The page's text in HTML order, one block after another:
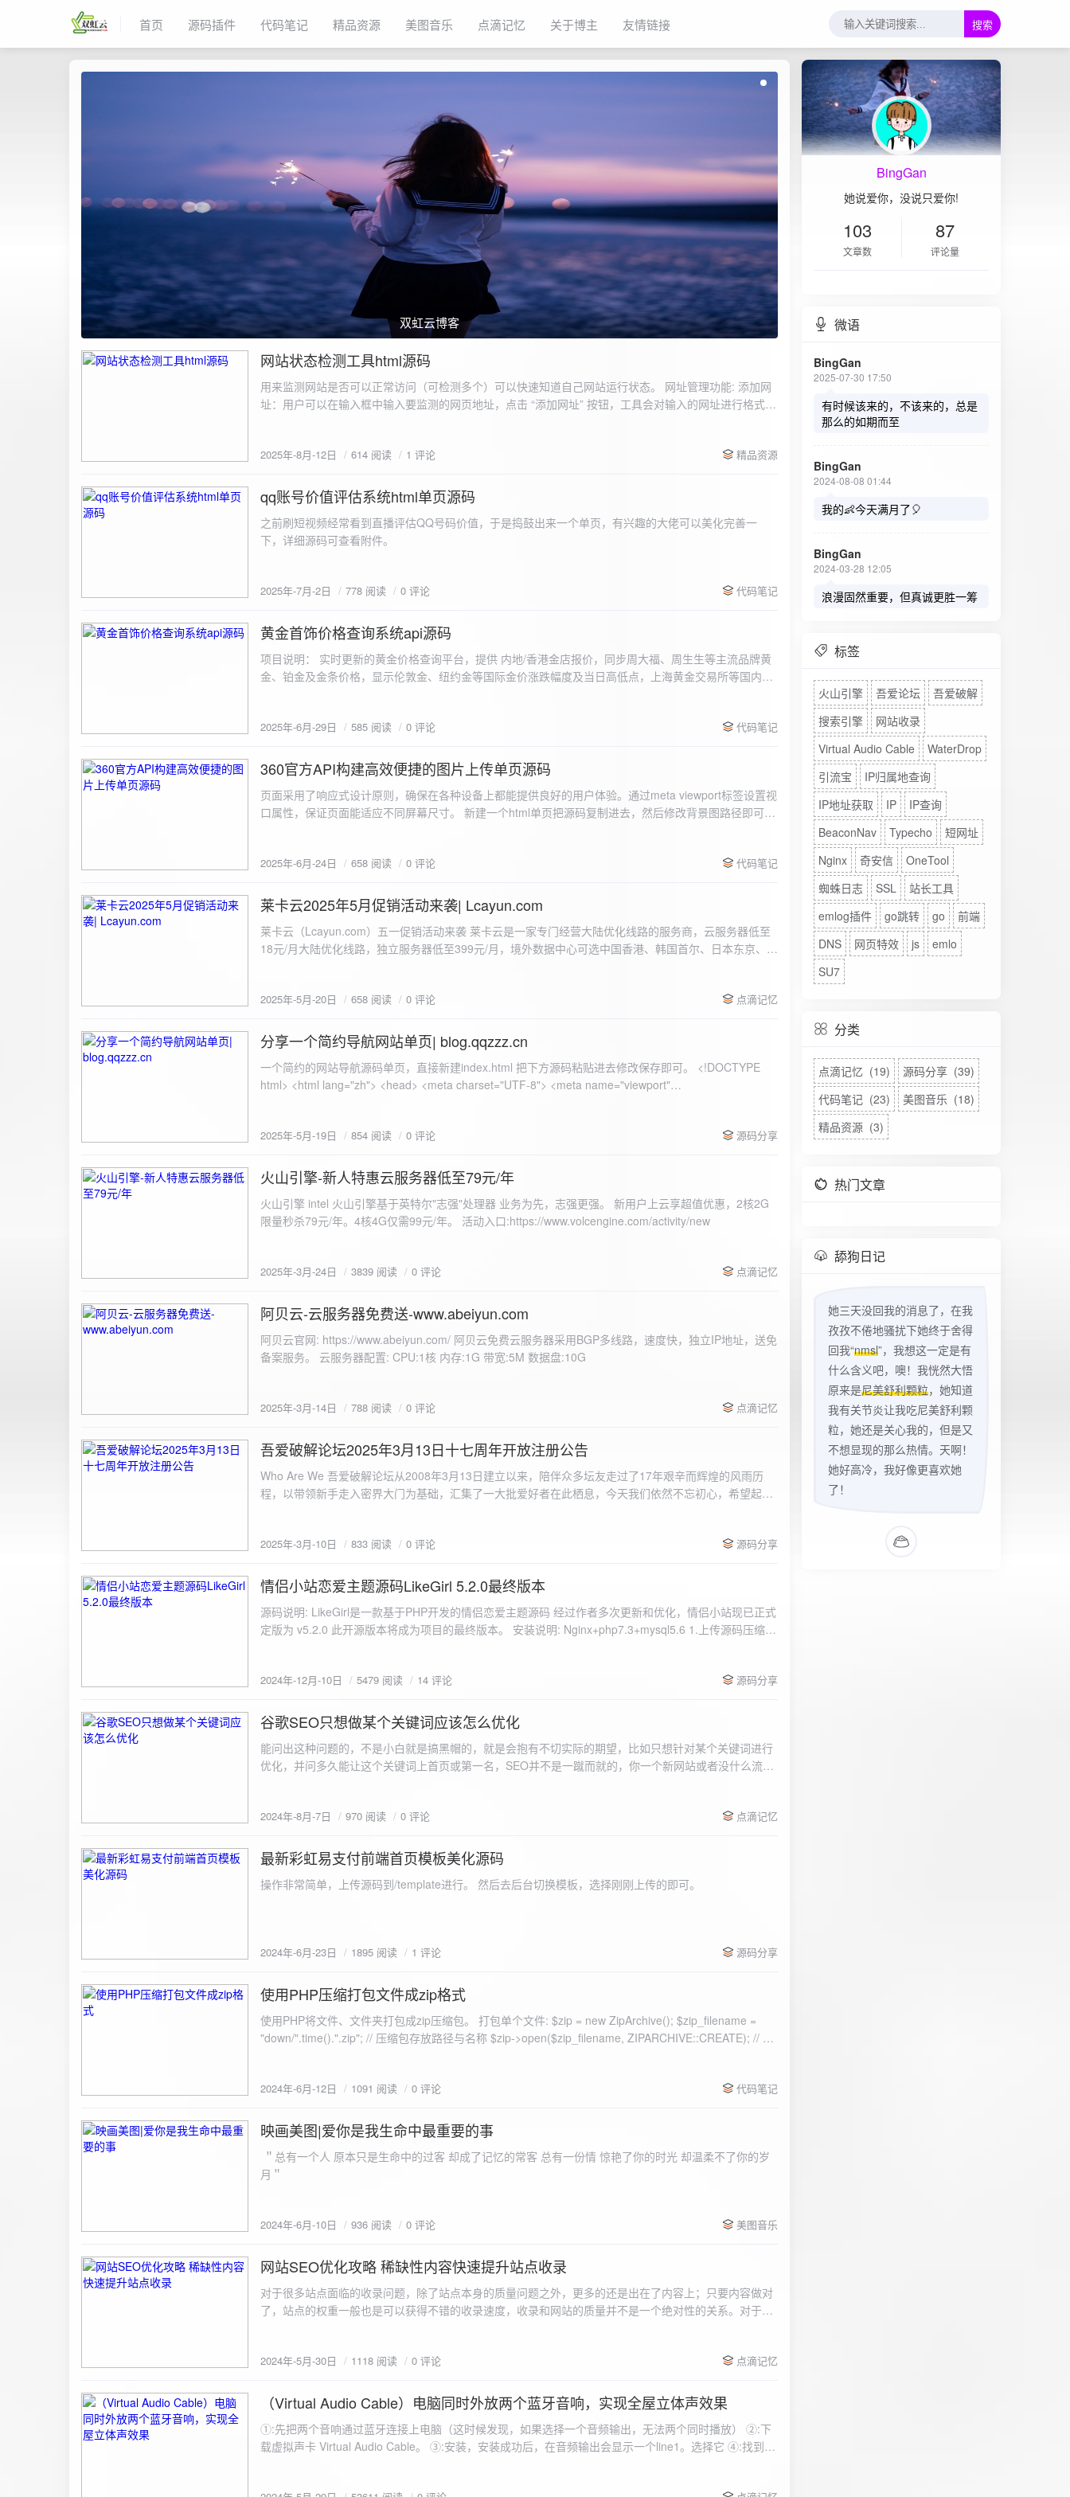
首页 源码插件 代码笔记 精品资源 美图音乐 点滴记忆 关于博主 友情链接 搜索
双虹云博客
2025-8-12
网站状态检测工具html源码
用来监测网站是否可以正常访问（可检测多个）可以快速知道自己网站运行状态。 网址管理功能: 添加网
址：用户可以在输入框中输入要监测的网页地址，点击 “添加网址” 按钮，工具会对输入的网址进行格式验
同时也会从筛选下拉框中移除该网址选项。筛选网址：右侧面板有一个 “筛选网址” 的下拉框，用户可以选
测功能： 设置监测间隔：用户可以在输入框中设置监测间隔时间（单位为秒），默认值为 60 秒。开始 /
停止监测：点击 “开始监测” 按钮，工具会立即对所有已添加的网址进行一次检测，之后按照设置的监测间
隔时间循环检测。点击 “停止监测” 按钮可停止监测。重试机制：在进行网址检测时，如果请求失败，会进
行最多 3 次重试，若重试后仍失败，则记录错误日志。日志记录与显示功能。 日志记录： 每次对网址进
会显示所有或筛选后的监测日志，正常状态的日志为黑色，异常状态的日志为红色。日志会自动滚动到最
2025年-8月-12日 614 阅读 1 评论 精品资源
2025-7-2
qq账号价值评估系统html单页源码
之前刷短视频经常看到直播评估QQ号码价值，于是捣鼓出来一个单页，有兴趣的大佬可以美化完善一
2025年-7月-2日 778 阅读 0 评论 代码笔记
2025-6-29
黄金首饰价格查询系统api源码
项目说明： 实时更新的黄金价格查询平台，提供 内地/香港金店报价，同步周大福、周生生等主流品牌黄
金、铂金及金条价格，显示伦敦金、纽约金等国际金价涨跌幅度及当日高低点，上海黄金交易所等国内黄
2025年-6月-29日 585 阅读 0 评论 代码笔记
2025-6-24
360官方API构建高效便捷的图片上传单页源码
页面采用了响应式设计原则，确保在各种设备上都能提供良好的用户体验。通过meta viewport标签设置视
口属性，保证页面能适应不同屏幕尺寸。 新建一个html单页把源码复制进去，然后修改背景图路径即可。
重置默认样式 */ * { margin: 0; padding: 0; box-sizing: border-box; } /* 设置页面的字体和添加背景图片 */
center fixed; /* 使用服务器上的路径 */ background-size: cover; /* 保证背景图片覆盖整个视窗 */ color:
#333; display: flex; justify-content: center; align-items: center; min-height: 100vh; margin: 0; } /* 容器样
式 */ .container { background-color: rgba(255, 255, 255, 0.9); /* 使用半透明白色背景，以便在图片背景
上更清晰地显示内容 */ padding: 30px; border-radius: 8px; box-shadow: 0 4px 8px rgba(0, 0, 0, 0.1);
padding: 8px; background-color: #f7f7f7; border: 1px solid #ccc; border-radius: 4px; font-size: 16px;
size: 16px; border: none; border-radius: 4px; cursor: pointer; transition: background-color 0.3s ease; }
100%; height: 30px; background-color: #ddd; border-radius: 4px; margin-top: 20px; overflow: hidden; }
.progress-fill { height: 100%; background-color: #4caf50; width: 0; line-height: 30px; text-align: center;
border-radius: 4px; background-color: #f9f9f9; font-size: 16px; color: #333; min-height: 40px; } /* 错误
或成功的提示信息样式 */ .result.success { border-color: #28a745; background-color: #e9f7e8; }
image { margin-top: 20px; max-width: 100%; height: auto; border-radius: 4px; border: 1px solid #ddd; }
</style> </head> <body> <div class="container"> <h2>图片上传-双虹云</h2> <form id="uploadForm">
<input type="file" id="fileInput" name="file" accept="image/*" required /> <button type="submit">上传文
document.getElementById('uploadForm'); const resultDiv = document.getElementById('result'); const
e.preventDefault(); const fileInput = document.getElementById('fileInput'); const file = fileInput.files[0]; if
(!file) { resultDiv.innerHTML = '<p class="error">请先选择文件！</p>'; return; } const formData = new
FormData(); formData.append('file', file); const xhr = new XMLHttpRequest(); xhr.open('POST',
'https://api.xinyew.cn/api/360tc', true); // 监听上传进度事件 xhr.upload.onprogress = function(event) { if
Math.round(percentComplete) + '%'; } }; xhr.onload = function() { if (xhr.status === 200) { const data =
图片链接: <a href="${data.data.url}" target="_blank">${data.data.url}</a></p> <p>图片文件名:
${data.data.imgFile}</p> <img src="${data.data.url}" alt="上传的图片" class="uploaded-image" /> `; }
else { resultDiv.innerHTML = `<p class="error">${data.error}</p>`; } } else { resultDiv.innerHTML = `<p
class="error">请求失败：${xhr.statusText}</p>`; } }; xhr.onerror = function() { resultDiv.innerHTML =
2025年-6月-24日 658 阅读 0 评论 代码笔记
2025-5-20
莱卡云2025年5月促销活动来袭| Lcayun.com
莱卡云（Lcayun.com）五一促销活动来袭 莱卡云是一家专门经营大陆优化线路的服务商，云服务器低至
18元/月大陆优化线路，独立服务器低至399元/月，境外数据中心可选中国香港、韩国首尔、日本东京、美
https://www.lcayun.com/actcloud.html
2025年-5月-20日 658 阅读 0 评论 点滴记忆
2025-5-19
分享一个简约导航网站单页| blog.qqzzz.cn
一个简约的网站导航源码单页，直接新建index.html 把下方源码粘贴进去修改保存即可。 <!DOCTYPE html> <html lang="zh"> <head> <meta charset="UTF-8"> <meta name="viewport" content="width=device-width, initial-scale=1.0"> <title>导航网站 -blog.qqzzz.cn</title> <meta name="keywords" content="双虹云博客"> <meta name="description" content="双虹云博客。"> <meta name="author" content="导航网站"> <meta name="robots" content="index,follow"> <meta property="og:title" content="导航网站 - "> <meta property="og:description" content="双虹云。"> <meta property="og:type" content="website"> <link rel="icon" href="https://blog.qqzzz.cn/favicon.ico" type="image/x-icon"> <link rel="shortcut icon" href="https://blog.qqzzz.cn/favicon.ico" type="image/x-icon"> <style> /* 基础样式 */ * { margin: 0; padding: 0; box-sizing: border-box; } /* 主体样式 */ body { background: #f0f2f5; font-family: 'Microsoft YaHei', -apple-system, BlinkMacSystemFont, sans-serif; margin: 0; padding: 0; min-height: 100vh; overflow-x: hidden; position: relative; display: flex; flex-direction: column; } /* 容器样式 */ .container { max-width: 1200px; margin: 0 auto; padding: 20px; flex: 1; display: flex; flex-direction: column; align-items: center; width: 100%; } /* 主盒子样式 */ .main-box { background: white; box-shadow: 0 2px 12px rgba(0, 0, 0, 0.08); border-radius: 24px; border: 1px solid #e9ecef; width: 100%; max-width: 1000px; padding: 30px; margin: 0 auto 15px; transition: all 0.3s ease; position: relative; z-index: 2; } .main-box:hover { transform: translateY(-2px); box-shadow: 0 6px 25px rgba(0, 0, 0, 0.2); } /* 头部样式 */ .header { text-align: center; margin-bottom: 20px; padding-bottom: 15px; border-bottom: 1px solid rgba(255, 255, 255, 0.2); } .header h1 { font-size: 32px; background: linear-gradient(120deg, #2b5876 0%, #4e4376 100%); -webkit-background-clip: text; -webkit-text-fill-color: transparent; margin-bottom: 15px; } /* 提示框样式 */ .notice { background: transparent; padding: 0 25px; border-radius: 12px; margin-bottom: 15px; white-space: nowrap; overflow: hidden; text-overflow: ellipsis; } .notice p { color: #4facfe; font-size: 16px; line-height: 1; font-weight: bold; letter-spacing: 0.5px; margin: 0; } /* 流量卡领取样式 */ .flow-card, .flow-card-top { background: linear-gradient(120deg, #4facfe 0%, #00f2fe 100%); box-shadow: 0 3px 15px rgba(0, 0, 0, 0.1); border-radius: 12px; padding: 10px 15px; margin-bottom: 10px; text-align: center; position: relative; overflow: hidden; display: flex; justify-content: space-between; align-items: center; } .flow-card::before, .flow-card-top::before { content: ''; position: absolute; top: -10px; right: -10px; width: 80px; height: 80px; background: rgba(255, 255, 255, 0.1); border-radius: 50%; } .flow-card .text-content, .flow-card-top h3 { flex: 1; text-align: left; color: #ffffff; font-size: 16px; margin: 0; } .flow-card h2 { color: #ffffff; font-size: 18px; margin-bottom: 4px; font-weight: 600; } .flow-card p { color: rgba(255, 255, 255, 0.9); font-size: 14px; margin-bottom: 0; } .flow-card a, .flow-card-top a { display: inline-block; background: #ffffff; color: #2b5876; padding: 8px 0; border-radius: 50px; font-size: 15px; cursor: pointer; transition: all 0.3s ease; font-weight: 600; text-decoration: none; box-shadow: 0 4px 10px rgba(0, 0, 0, 0.1); margin: 0 5px; white-space: nowrap; width: 110px; text-align: center; } /* 所有按钮统一样式 */ .flow-card .buttons a, .flow-card-top .buttons a { background: #ffffff; color: #2b5876; } .flow-card .buttons a:hover, .flow-card-top .buttons a:hover { background: #f8f9fa; transform: translateY(-2px); box-shadow: 0 6px 15px rgba(0, 0, 0, 0.2); } .flow-card .buttons, .flow-card-top .buttons { display: flex; align-items: center; justify-content: flex-end; flex-wrap: nowrap; } .flow-card a:hover, .flow-card-top a:hover { transform: translateY(-2px); box-shadow: 0 6px 15px rgba(0, 0, 0, 0.2); background: #f8f9fa; } .flow-card-top { margin-bottom: 10px; } /* 导航网格样式 */ .nav-grid { display: grid; grid-template-columns: repeat(2, 1fr); gap: 25px; width: 100%; margin: 0 auto; padding: 0; } /* 导航项样式 */ .nav-item { background: hsl(230, 10%, 33%); border-radius: 12px; padding: 12px; text-align: center; box-shadow: none; transition: all 0.3s ease; min-height: 75px; position: relative; } .nav-item:hover { transform: none; background: hsl(230, 10%, 38%); } .nav-item a { text-decoration: none; color: inherit; display: block; text-align: center; } .nav-item h3 { color: #ffffff; font-size: 17px; margin-bottom: 8px; } .nav-item p { color: rgba(255, 255, 255, 0.9); font-size: 16px; margin-bottom: 4px; } .nav-item .status { position: absolute; bottom: -20px; left: 0; right: 0; color: #ff6b6b; font-size: 12px; text-align: center; font-weight: 500; } /* 底部导航样式 */ .float-nav { display: none; } @media (max-width: 768px) { body { padding-bottom: 20px; } .container { padding: 10px; } .main-box { padding: 15px; margin: 5px; } .header { margin-bottom: 15px; padding-bottom: 10px; } .nav-grid { gap: 15px; } .flow-card, .flow-card-top { padding: 12px; margin-bottom: 10px; flex-direction: column; } .flow-card .text-content, .flow-card-top h3 { text-align: center; margin-bottom: 12px; font-size: 16px; } .flow-card h2 { font-size: 16px; margin-bottom: 5px; text-align: center; } .flow-card p { font-size: 13px; text-align: center; padding: 0 5px; } .flow-card a, .flow-card-top a, .flow-card .buttons a, .flow-card-top .buttons a { padding: 7px 0; font-size: 14px; margin: 0 4px; width: 95px; text-align: center; background: #ffffff; color: #2b5876; } .flow-card .buttons, .flow-card-top .buttons { justify-content: center; width: 100%; margin-top: 5px; } .nav-item { padding: 12px; min-height: 70px; width: 100%; } .header h1 { font-size: 24px; } .notice p { font-size: 14px; } .copyright { padding: 10px 0; font-size: 12px; } } /* 版权信息样式 */ .copyright { text-align: center; padding: 15px 0; color: #6c757d; font-size: 13px; letter-spacing: 0.5px; width: 100%; max-width: 1200px; margin: 0 auto; } /* 弹窗样式 */ .modal-overlay { position: fixed; top: 0; left: 0; right: 0; bottom: 0; background: rgba(0, 0, 0, 0.4); display: flex; justify-content: center; align-items: center; z-index: 10000; } .modal { background: white; border: 1px solid #e9ecef; padding: 25px; border-radius: 15px; width: 90%; max-width: 3
2025年-5月-19日 854 阅读 0 评论 源码分享
2025-3-24
火山引擎-新人特惠云服务器低至79元/年
火山引擎 intel 火山引擎基于英特尔"志强"处理器 业务为先，志强更强。 新用户上云享超值优惠，2核2G
限量秒杀79元/年。4核4G仅需99元/年。 活动入口:https://www.volcengine.com/activity/new
2025年-3月-24日 3839 阅读 0 评论 点滴记忆
2025-3-14
阿贝云-云服务器免费送-www.abeiyun.com
阿贝云官网: https://www.abeiyun.com/ 阿贝云免费云服务器采用BGP多线路，速度快，独立IP地址，送免
备案服务。 云服务器配置: CPU:1核 内存:1G 带宽:5M 数据盘:10G
2025年-3月-14日 788 阅读 0 评论 点滴记忆
2025-3-10
吾爱破解论坛2025年3月13日十七周年开放注册公告
Who Are We 吾爱破解论坛从2008年3月13日建立以来，陪伴众多坛友走过了17年艰辛而辉煌的风雨历
程，以带领新手走入密界大门为基础，汇集了一大批爱好者在此栖息，今天我们依然不忘初心，希望起到
严格的处理措施。在您注册前，请认真阅读注册须知以及社区的总版规，以便更好地适应和享受我们的社
www.52pojie.cn
2025年-3月-10日 833 阅读 0 评论 源码分享
2024-12-10
情侣小站恋爱主题源码LikeGirl 5.2.0最终版本
源码说明: LikeGirl是一款基于PHP开发的情侣恋爱主题源码 经过作者多次更新和优化，情侣小站现已正式
定版为 v5.2.0 此开源版本将成为项目的最终版本。 安装说明: Nginx+php7.3+mysql5.6 1.上传源码压缩包
2024年-12月-10日 5479 阅读 14 评论 源码分享
2024-8-7
谷歌SEO只想做某个关键词应该怎么优化
能问出这种问题的，不是小白就是搞黑帽的，就是会抱有不切实际的期望，比如只想针对某个关键词进行
优化，并问多久能让这个关键词上首页或第一名，SEO并不是一蹴而就的，你一个新网站或者没什么流量
2024年-8月-7日 970 阅读 0 评论 点滴记忆
2024-6-23
最新彩虹易支付前端首页模板美化源码
操作非常简单，上传源码到/template进行。 然后去后台切换模板，选择刚刚上传的即可。
2024年-6月-23日 1895 阅读 1 评论 源码分享
2024-6-12
使用PHP压缩打包文件成zip格式
使用PHP将文件、文件夹打包成zip压缩包。 打包单个文件: $zip = new ZipArchive(); $zip_filename =
"down/".time().".zip"; // 压缩包存放路径与名称 $zip->open($zip_filename, ZIPARCHIVE::CREATE); // 打
数可以改为 basename("img/logon2.png),也就是原文件所在的路径 $zip-
= array( "img/1.jpg", "img/2.jpg", ); $filename = "down/img.zip"; // 压缩包存放路径与名称 $zip = new
ZipArchive(); $zip->open($filename,ZipArchive::CREATE); //打开压缩包 //遍历文件 foreach($fileList as
$file){ $zip->addFile($file,basename($file)); //向压缩包中添加文件 } $zip->close(); //关闭压缩包 打包某
个文件夹（包含子文件夹）: <?php /** * @param $path 文件夹路径 * @param $zip zip 对象 */ function
为'.'和‘..’，不要对他们进行操作 if (is_dir($path . "/" . $filename)) { // 如果读取的某个对象是文件夹，则递
$filename); } } } } $zip = new ZipArchive(); $zip_filename = "down/files.zip"; // 压缩包存放路径与名称
压缩包中 addFileToZip("img",$zip);
2024年-6月-12日 1091 阅读 0 评论 代码笔记
2024-6-10
映画美图|爱你是我生命中最重要的事
＂总有一个人 原本只是生命中的过客 却成了记忆的常客 总有一份情 惊艳了你的时光 却温柔不了你的岁
月＂
2024年-6月-10日 936 阅读 0 评论 美图音乐
2024-5-30
网站SEO优化攻略 稀缺性内容快速提升站点收录
对于很多站点面临的收录问题，除了站点本身的质量问题之外，更多的还是出在了内容上；只要内容做对
了，站点的权重一般也是可以获得不错的收录速度，收录和网站的质量并不是一个绝对性的关系。对于质
2024年-5月-30日 1118 阅读 0 评论 点滴记忆
2024-5-29
（Virtual Audio Cable）电脑同时外放两个蓝牙音响，实现全屋立体声效果
①:先把两个音响通过蓝牙连接上电脑（这时候发现，如果选择一个音频输出，无法两个同时播放） ②:下
载虚拟声卡 Virtual Audio Cable。 ③:安装，安装成功后，在音频输出会显示一个line1。选择它 ④:找到安
BingGan
她说爱你，没说只爱你!
103
文章数
87
评论量
微语
BingGan
2025-07-30 17:50
有时候该来的，不该来的，总是
那么的如期而至
BingGan
2024-08-08 01:44
我的👶今天满月了🎈
BingGan
2024-03-28 12:05
浪漫固然重要，但真诚更胜一筹
标签
火山引擎 吾爱论坛
吾爱破解
搜索引擎
网站收录
Virtual Audio Cable
WaterDrop
引流宝
IP归属地查询
IP地址获取
IP
IP查询
BeaconNav
Typecho
短网址
Nginx
奇安信
OneTool
蜘蛛日志
SSL
站长工具
emlog插件
go跳转 go
前端
DNS
网页特效 js
emlo
SU7
分类
点滴记忆 (19)
源码分享 (39)
代码笔记 (23)
美图音乐 (18)
精品资源 (3)
热门文章
舔狗日记
她三天没回我的消息了，在我
孜孜不倦地骚扰下她终于舍得
回我“nmsl”，我想这一定是有
什么含义吧，噢！我恍然大悟
原来是尼美舒利颗粒，她知道
我有关节炎让我吃尼美舒利颗
粒，她还是关心我的，但是又
不想显现的那么热情。天啊！
她好高冷，我好像更喜欢她
了！